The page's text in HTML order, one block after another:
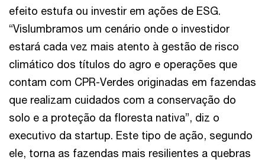
efeito estufa ou investir em ações de ESG.
“Vislumbramos um cenário onde o investidor
estará cada vez mais atento à gestão de risco
climático dos títulos do agro e operações que
contam com CPR-Verdes originadas em fazendas
que realizam cuidados com a conservação do
solo e a proteção da floresta nativa”, diz o
executivo da startup. Este tipo de ação, segundo
ele, torna as fazendas mais resilientes a quebras